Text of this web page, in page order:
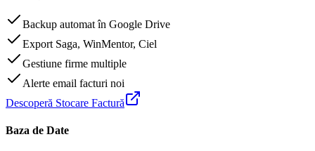
Backup automat în Google Drive
Export Saga, WinMentor, Ciel
Gestiune firme multiple
Alerte email facturi noi
Descoperă Stocare Factură
Baza de Date